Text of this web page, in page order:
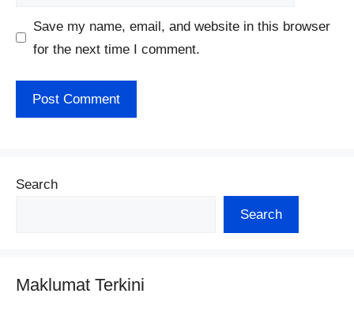
Save my name, email, and website in this browser
for the next time I comment.
Search
Search
Maklumat Terkini